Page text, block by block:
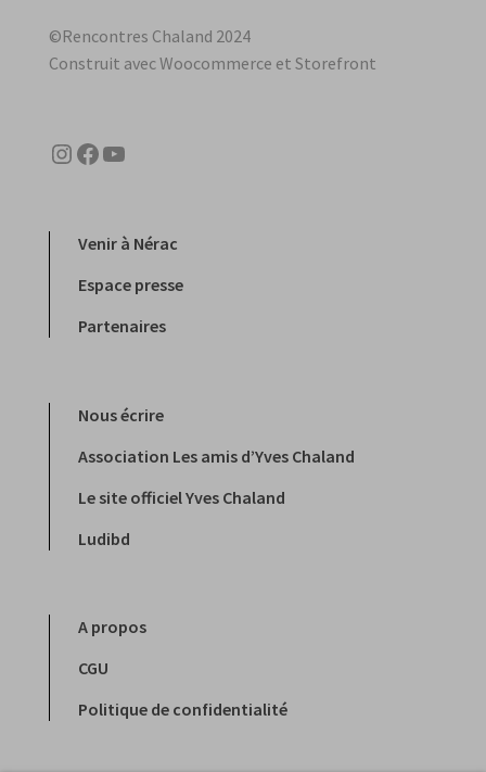
©Rencontres Chaland 2024
Construit avec Woocommerce et Storefront
Instagram
Facebook
YouTube
Venir à Nérac
Espace presse
Partenaires
Nous écrire
Association Les amis d’Yves Chaland
Le site officiel Yves Chaland
Ludibd
A propos
CGU
Politique de confidentialité